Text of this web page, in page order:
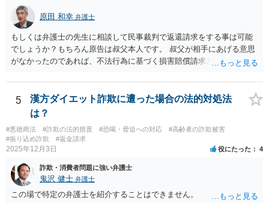
不用意、不注意、未熟、無能、無知、愚昧等に対して向けられ、それ
らにつけ込むものであるから、被害者が加害者の思惑どおりに落ち度
等を示したからといって、これをもって被害者の過失と評価し、被害
者の加害者に対する損害賠償から被害者の落ち度等相当分を減額する
ことにすれば必ず不法行為の成果をその分確保することができること
になるが、そのような事態を容認することは、結果として、不法行為
て、故意の不法行為の場合、特段の事情がない限り、被害者の落ち度
等を過失と評価して損害額の減額事由とすることは許されない。」と
判示した。 （２）東京高等裁判所平成３０年５月２３日裁判例 裁判所
は、「故意ある不法行為（詐欺行為）に対する過失相殺の適用」につ
いて「本件のような故意による不法行為であって犯罪成立可能性すら
あるものによる被害について、過失相殺をすることは、極力避けるべ
きである。・・・過失相殺は、当事者間の公平を図るため、損害賠償
の額を定めるに当たって、被害者の過失を考慮する制度であるとこ
ろ、第１審被告らの不法行為は、故意による違法な詐欺行為であっ
原田 和幸 弁護士
もしくは弁護士の先生に相談して民事裁判で返還請求をする事は可能
でしょうか？もちろん原告は叔父本人です。 叔父が相手にあげる意思
がなかったのであれば、不法行為に基づく損害賠償請求とか不当利得
5
漢方ダイエット詐欺に遭った場合の法的対処法
は？
#悪徳商法 #詐欺の法的措置 #恐喝・脅迫への対応
#高齢者の詐欺被害
#振り込め詐欺
#返金請求
2025年12月3日 役にたった 4
詐欺・消費者問題に強い弁護士
鬼沢 健士 弁護士
この場で特定の弁護士を紹介することはできません。